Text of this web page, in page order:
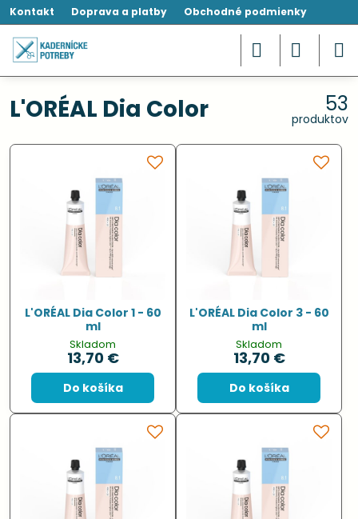
Kontakt Doprava a platby Obchodné podmienky
L'ORÉAL Dia Color 53
produktov
L'ORÉAL Dia Color 1 - 60
ml
Skladom
13,70 €
Do košíka
L'ORÉAL Dia Color 3 - 60
ml
Skladom
13,70 €
Do košíka